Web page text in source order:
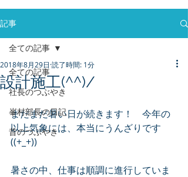
記事
全ての記事
社長のつぶやき
峯村部長の日記
昔のつぶやき
全ての記事
設計施工(^^)/
2018年8月29日 読了時間: 1分
まだまだ暑い日が続きます！　今年の
以上気象には、本当にうんざりです
((+_+))
暑さの中、仕事は順調に進行していま